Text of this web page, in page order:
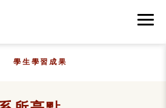
學生學習成果